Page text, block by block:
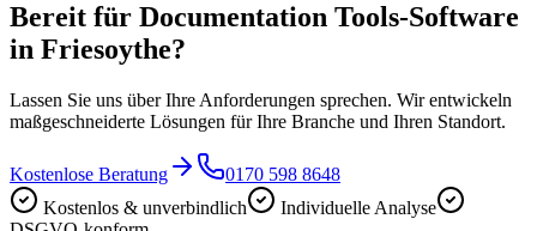
Bereit für Documentation Tools-Software
in Friesoythe?
Lassen Sie uns über Ihre Anforderungen sprechen. Wir entwickeln
maßgeschneiderte Lösungen für Ihre Branche und Ihren Standort.
Kostenlose Beratung
0170 598 8648
Kostenlos & unverbindlich
Individuelle Analyse